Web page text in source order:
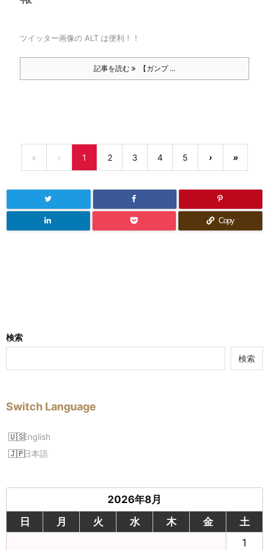
ツイッター画像の ALT は便利！！
記事を読む 【ガンプ ...
« ‹ 1 2 3 4 5 › »
Copy
検索
検索
Switch Language
English
日本語
2026年8月
日
月 火 水 木 金
土
1